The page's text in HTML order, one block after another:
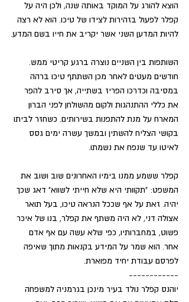
הוצא להורג על המוקד באותה שנה, ולכן היה על
קפלר לפעול בזהירות לצידו של טיכו. הוא לא רצה
להיות המדען השני אשר יקריב את חייו בשם המדע.
השותפות בין השניים נוצרה ברגע קריטי ממש.
חודשים מעטים לאחר מכן השתתף טיכו ברהה
במסיבה וכדרכו הפריז בשתייה, אך סירב להפר
את כללי ההתנהגות ולקום מהשולחן לפני הברון
המארח על מנת להתפנות בשירותים. כשחזר לביתו
בקושי הצליח להשתין ובמשך עשרה ימים גסס
לאיטו עד שנפח את נשמתו.
קפלר ששמע ממנו בימיו האחרונים שוב ושוב את
המשפט: "תקוותי היא שלא חייתי לשווא" דאג שכך
יהיה. זאת על אף שככל הנראה טיכו, בעל תואר
אצולה דני, לא היה משתף את קפלר, בנו של איכר
פשוט, במחברותיו, כפי שלא עשה עם אף אדם
אחר. הוא שמר על המידע בקנאות מתוך שאיפה
לפרסם עבודת יחיד מפוארת.
------------
יוהנס קפלר נולד בעיר מינכן בגרמניה למשפחה